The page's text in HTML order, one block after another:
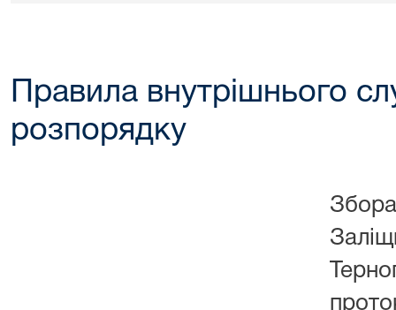
Правила внутрішнього
розпорядку
З
п